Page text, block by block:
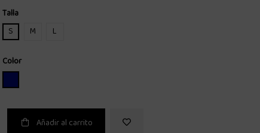
Talla
S
M
L
Color
Añadir al carrito